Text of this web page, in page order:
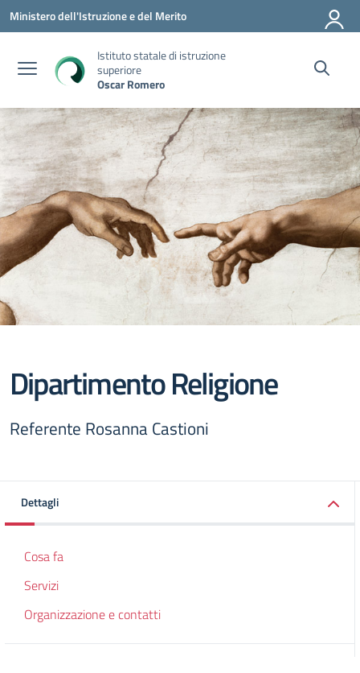
Vai ai contenuti
Vai al menu di navigazione
Vai al footer
Ministero dell'Istruzione e del Merito
Istituto statale di istruzione
superiore
Oscar Romero
Dipartimento Religione
Referente Rosanna Castioni
Dettagli
Cosa fa
Servizi
Organizzazione e contatti